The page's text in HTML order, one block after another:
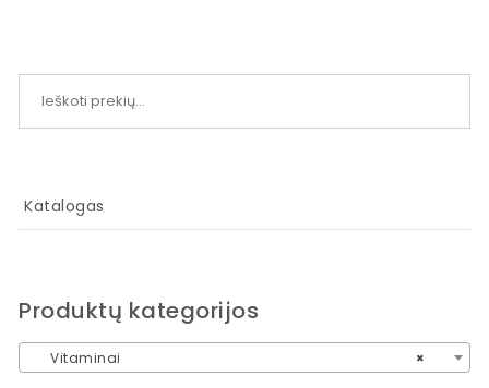
Katalogas
Produktų kategorijos
×
Vitaminai